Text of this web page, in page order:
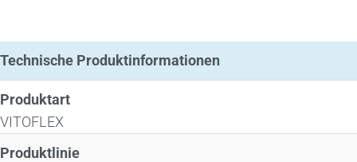
Technische Produktinformationen
Produktart
VITOFLEX
Produktlinie